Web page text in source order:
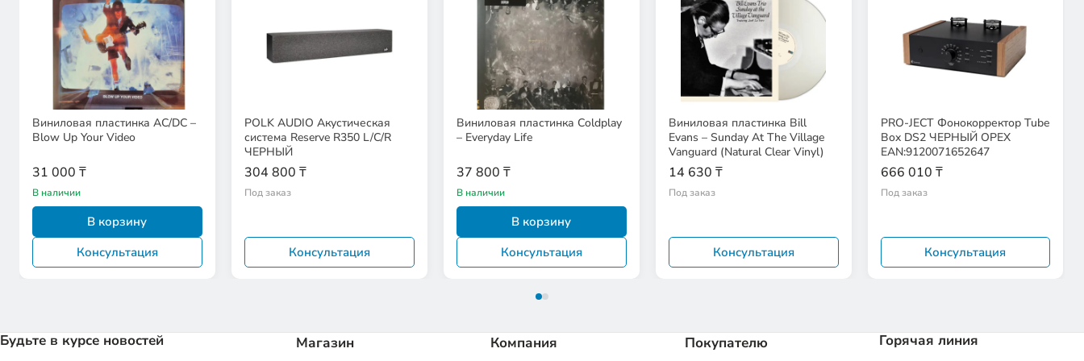
Виниловая пластинка AC/DC –
Blow Up Your Video
31 000 ₸
В наличии
В корзину
Консультация
POLK AUDIO Акустическая
система Reserve R350 L/C/R
ЧЕРНЫЙ
304 800 ₸
Под заказ
Консультация
Виниловая пластинка Coldplay
– Everyday Life
37 800 ₸
В наличии
В корзину
Консультация
Виниловая пластинка Bill
Evans – Sunday At The Village
Vanguard (Natural Clear Vinyl)
14 630 ₸
Под заказ
Консультация
PRO-JECT Фонокорректор Tube
Box DS2 ЧЕРНЫЙ ОРЕХ
EAN:9120071652647
666 010 ₸
Под заказ
Консультация
Будьте в курсе новостей Магазин Компания Покупателю Горячая линия